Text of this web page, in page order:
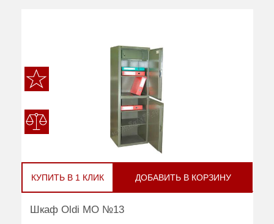
КУПИТЬ В 1 КЛИК ДОБАВИТЬ В КОРЗИНУ
Шкаф Oldi МО №13